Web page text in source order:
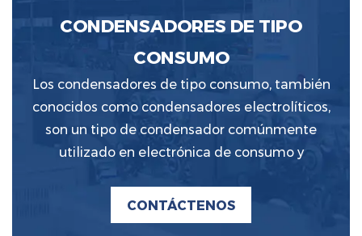
CONDENSADORES DE TIPO
CONSUMO
Los condensadores de tipo consumo, también
conocidos como condensadores electrolíticos,
son un tipo de condensador comúnmente
utilizado en electrónica de consumo y
dispositivos electrónicos.
CONTÁCTENOS